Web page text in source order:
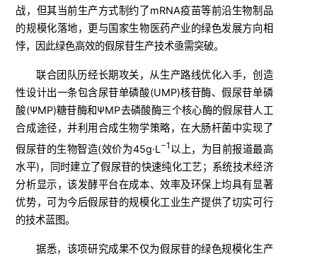
战，但其当前生产方式制约了mRNA疫苗等前沿生物制品
的规模化落地，更与国家生物医药产业的绿色发展方向相
悖，因此绿色高效的假尿苷生产技术亟需突破。
联合团队历经长期攻关，从生产路线优化入手，创造
性设计出一条包含尿苷单磷酸(UMP)核苷酶、假尿苷单磷
酸(ΨMP)糖苷酶和ΨMP去磷酸酶三个核心酶的假尿苷人工
合成途径，并利用合成生物学策略，在大肠杆菌中实现了
假尿苷的生物智造(效价为45g·L−1 以上，为目前报道最高
水平)，同时建立了假尿苷的快速纯化工艺；系统技术经济
分析显示，该发酵平台在成本、效率及环保上均具有显著
优势，可为今后假尿苷的规模化工业生产提供了切实可行
的技术蓝图。
据悉，该项研究成果不仅为假尿苷的绿色规模化生产